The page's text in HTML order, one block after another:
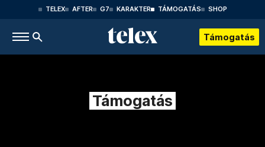
TELEX AFTER G7 KARAKTER TÁMOGATÁS SHOP
Támogatás
Támogatás